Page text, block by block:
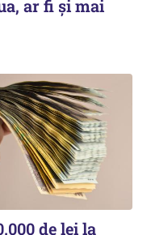
ar fi și mai
de lei la